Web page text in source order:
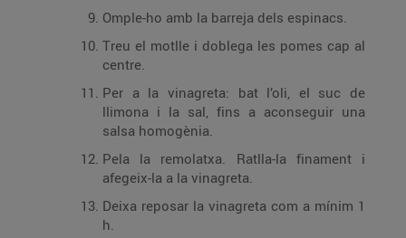
Omple-ho amb la barreja dels espinacs.
Treu el motlle i doblega les pomes cap al
centre.
Per a la vinagreta: bat l’oli, el suc de
llimona i la sal, fins a aconseguir una
salsa homogènia.
Pela la remolatxa. Ratlla-la finament i
afegeix-la a la vinagreta.
Deixa reposar la vinagreta com a mínim 1
h.